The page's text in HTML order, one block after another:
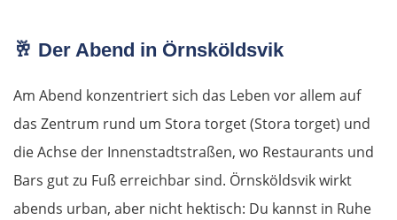
🥂 Der Abend in Örnsköldsvik
Am Abend konzentriert sich das Leben vor allem auf
das Zentrum rund um Stora torget (Stora torget) und
die Achse der Innenstadtstraßen, wo Restaurants und
Bars gut zu Fuß erreichbar sind. Örnsköldsvik wirkt
abends urban, aber nicht hektisch: Du kannst in Ruhe
La Roche-sur-Yon
Nantes
Avranches